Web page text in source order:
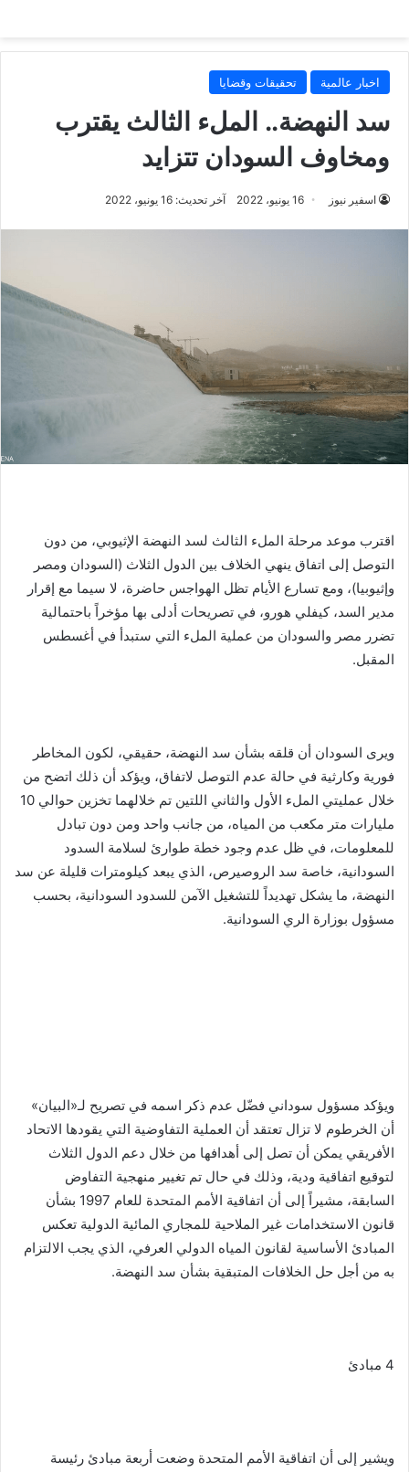
اخبار عالمية تحقيقات وقضايا
سد النهضة.. الملء الثالث يقترب
ومخاوف السودان تتزايد
اسفير نيوز 16 يونيو، 2022 آخر تحديث: 16 يونيو، 2022
اقترب موعد مرحلة الملء الثالث لسد النهضة الإثيوبي، من دون
التوصل إلى اتفاق ينهي الخلاف بين الدول الثلاث (السودان ومصر
وإثيوبيا)، ومع تسارع الأيام تظل الهواجس حاضرة، لا سيما مع إقرار
مدير السد، كيفلي هورو، في تصريحات أدلى بها مؤخراً باحتمالية
تضرر مصر والسودان من عملية الملء التي ستبدأ في أغسطس
المقبل.
ويرى السودان أن قلقه بشأن سد النهضة، حقيقي، لكون المخاطر
فورية وكارثية في حالة عدم التوصل لاتفاق، ويؤكد أن ذلك اتضح من
خلال عمليتي الملء الأول والثاني اللتين تم خلالهما تخزين حوالي 10
مليارات متر مكعب من المياه، من جانب واحد ومن دون تبادل
للمعلومات، في ظل عدم وجود خطة طوارئ لسلامة السدود
السودانية، خاصة سد الروصيرص، الذي يبعد كيلومترات قليلة عن سد
النهضة، ما يشكل تهديداً للتشغيل الآمن للسدود السودانية، بحسب
مسؤول بوزارة الري السودانية.
ويؤكد مسؤول سوداني فضّل عدم ذكر اسمه في تصريح لـ«البيان»
أن الخرطوم لا تزال تعتقد أن العملية التفاوضية التي يقودها الاتحاد
الأفريقي يمكن أن تصل إلى أهدافها من خلال دعم الدول الثلاث
لتوقيع اتفاقية ودية، وذلك في حال تم تغيير منهجية التفاوض
السابقة، مشيراً إلى أن اتفاقية الأمم المتحدة للعام 1997 بشأن
قانون الاستخدامات غير الملاحية للمجاري المائية الدولية تعكس
المبادئ الأساسية لقانون المياه الدولي العرفي، الذي يجب الالتزام
به من أجل حل الخلافات المتبقية بشأن سد النهضة.
4 مبادئ
ويشير إلى أن اتفاقية الأمم المتحدة وضعت أربعة مبادئ رئيسة